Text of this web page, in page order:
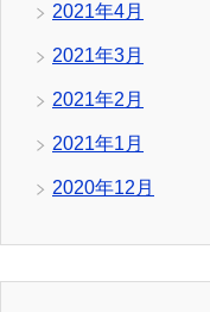
2021年4月
2021年3月
2021年2月
2021年1月
2020年12月